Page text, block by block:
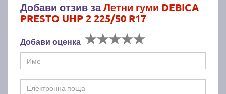
Добави отзив заЛетни гуми DEBICA
PRESTO UHP 2 225/50 R17
Добави оценка